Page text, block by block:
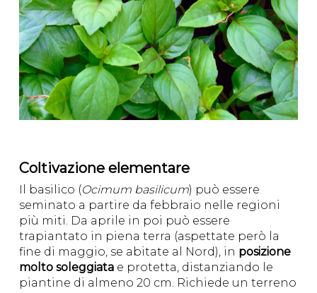
Coltivazione elementare
Il basilico (Ocimum basilicum) può essere
seminato a partire da febbraio nelle regioni
più miti. Da aprile in poi può essere
trapiantato in piena terra (aspettate però la
fine di maggio, se abitate al Nord), in posizione
molto soleggiatae protetta, distanziando le
piantine di almeno 20 cm. Richiede un terreno